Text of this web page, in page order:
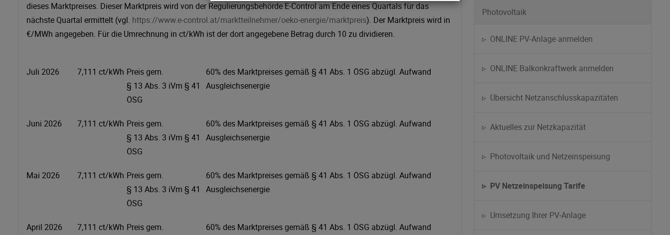
dieses Marktpreises. Dieser Marktpreis wird von der Regulierungsbehörde E-Control am Ende eines Quartals für das
nächste Quartal ermittelt (vgl. https://www.e-control.at/marktteilnehmer/oeko-energie/marktpreis). Der Marktpreis wird in
€/MWh angegeben. Für die Umrechnung in ct/kWh ist der dort angegebene Betrag durch 10 zu dividieren.
Juli 2026 7,111 ct/kWh Preis gem.
§ 13 Abs. 3 iVm § 41
ÖSG
60% des Marktpreises gemäß § 41 Abs. 1 ÖSG abzügl. Aufwand
Ausgleichsenergie
Juni 2026 7,111 ct/kWh Preis gem.
§ 13 Abs. 3 iVm § 41
ÖSG
60% des Marktpreises gemäß § 41 Abs. 1 ÖSG abzügl. Aufwand
Ausgleichsenergie
Mai 2026 7,111 ct/kWh Preis gem.
§ 13 Abs. 3 iVm § 41
ÖSG
60% des Marktpreises gemäß § 41 Abs. 1 ÖSG abzügl. Aufwand
Ausgleichsenergie
April 2026 7,111 ct/kWh Preis gem.
60% des Marktpreises gemäß § 41 Abs. 1 ÖSG abzügl. Aufwand
Photovoltaik
▹ ONLINE PV-Anlage anmelden
▹ ONLINE Balkonkraftwerk anmelden
▹ Übersicht Netzanschlusskapazitäten
▹ Aktuelles zur Netzkapazität
▹ Photovoltaik und Netzeinspeisung
▹ PV Netzeinspeisung Tarife
▹ Umsetzung Ihrer PV-Anlage